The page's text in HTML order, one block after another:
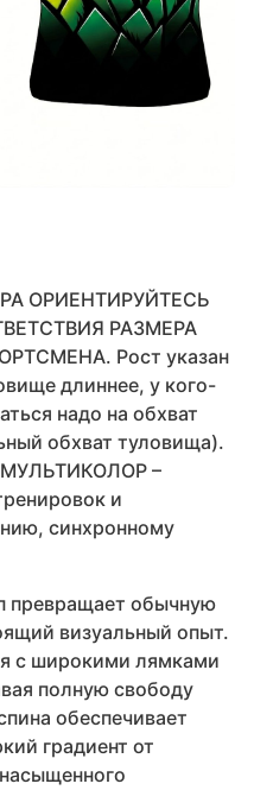
ОРИЕНТИРУЙТЕСЬ
РАЗМЕРА
Рост указан
длиннее, у кого-
надо на обхват
обхват туловища).
МУЛЬТИКОЛОР –
и
синхронному
превращает обычную
визуальный опыт.
с широкими лямками
полную свободу
обеспечивает
градиент от